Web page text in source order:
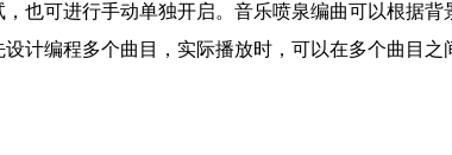
也可进行手动单独开启。音乐喷泉编曲可以根据
计编程多个曲目，实际播放时，可以在多个曲目之